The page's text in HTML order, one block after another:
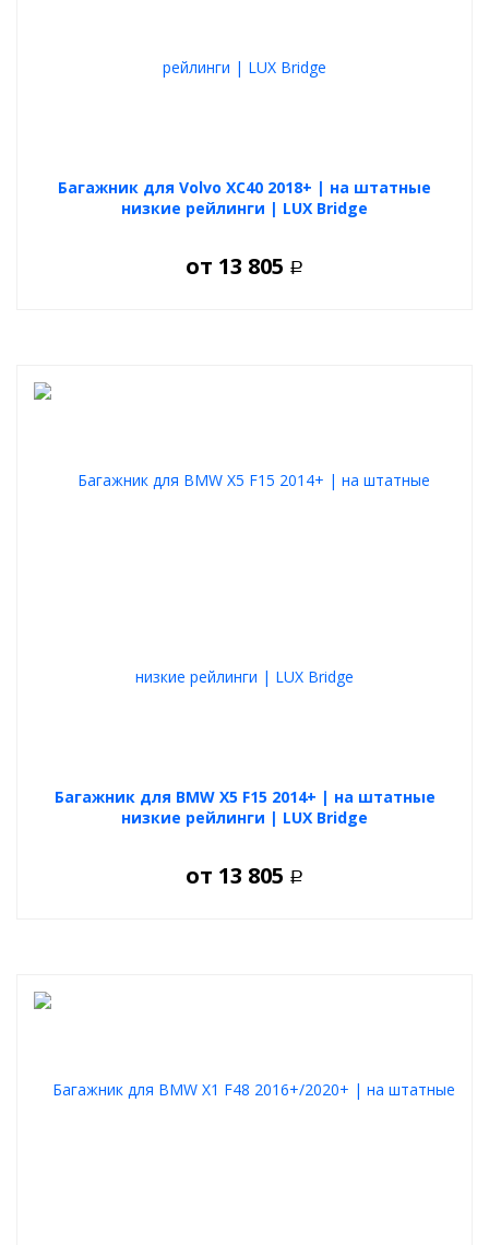
Багажник для Volvo XC40 2018+ | на штатные
низкие рейлинги | LUX Bridge
от 13 805 Р
Багажник для BMW X5 F15 2014+ | на штатные
низкие рейлинги | LUX Bridge
от 13 805 Р